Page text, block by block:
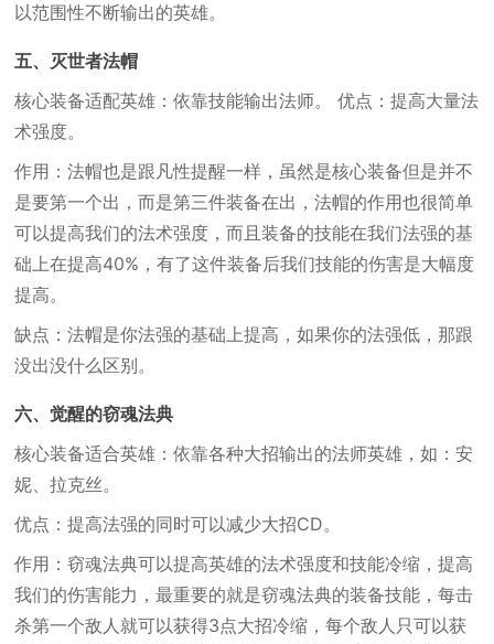
以范围性不断输出的英雄。
五、灭世者法帽
核心装备适配英雄：依靠技能输出法师。 优点：提高大量法
术强度。
作用：法帽也是跟凡性提醒一样，虽然是核心装备但是并不
是要第一个出，而是第三件装备在出，法帽的作用也很简单
可以提高我们的法术强度，而且装备的技能在我们法强的基
础上在提高40%，有了这件装备后我们技能的伤害是大幅度
提高。
缺点：法帽是你法强的基础上提高，如果你的法强低，那跟
没出没什么区别。
六、觉醒的窃魂法典
核心装备适合英雄：依靠各种大招输出的法师英雄，如：安
妮、拉克丝。
优点：提高法强的同时可以减少大招CD。
作用：窃魂法典可以提高英雄的法术强度和技能冷缩，提高
我们的伤害能力，最重要的就是窃魂法典的装备技能，每击
杀第一个敌人就可以获得3点大招冷缩，每个敌人只可以获